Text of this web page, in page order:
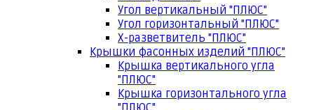
Угол вертикальный "ПЛЮС"
Угол горизонтальный "ПЛЮС"
Х-разветвитель "ПЛЮС"
Крышки фасонных изделий "ПЛЮС"
Крышка вертикального угла
"ПЛЮС"
Крышка горизонтального угла